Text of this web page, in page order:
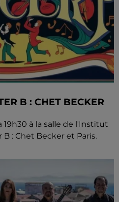
B : CHET BECKER
19h30 à la salle de l'Institut
: Chet Becker et Paris.